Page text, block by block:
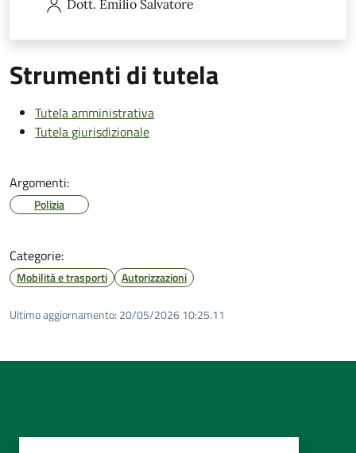
Dott. Emilio Salvatore
Strumenti di tutela
Tutela amministrativa
Tutela giurisdizionale
Argomenti:
Polizia
Categorie:
Mobilità e trasporti Autorizzazioni
Ultimo aggiornamento: 20/05/2026 10:25.11